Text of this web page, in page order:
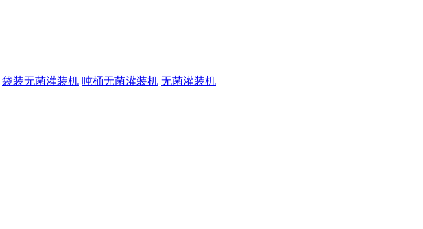
袋装无菌灌装机 吨桶无菌灌装机 无菌灌装机